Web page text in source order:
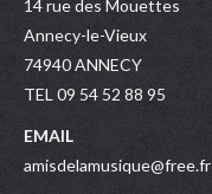
14 rue des Mouettes
Annecy-le-Vieux
74940 ANNECY
TEL 09 54 52 88 95
EMAIL
amisdelamusique@free.fr